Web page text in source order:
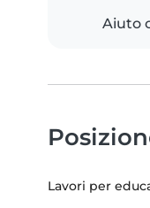
Aiuto
Lavori per